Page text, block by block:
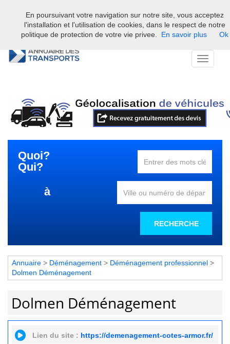
Bienvenue sur l'annuaire professionnel du transport et de la la
logistique en France.
Toggle
Quoi?
Qui?
à
RECHERCHE
Annuaire > Déménagement > Déménagement professionnel >
Dolmen Déménagement
Dolmen Déménagement
Lien du site : https://demenagement-cotes-armor.fr/
En poursuivant votre navigation sur notre site, vous acceptez
l'installation et l'utilisation de cookies, dans le respect de notre
politique de protection de votre vie privee.
En savoir plus Ok